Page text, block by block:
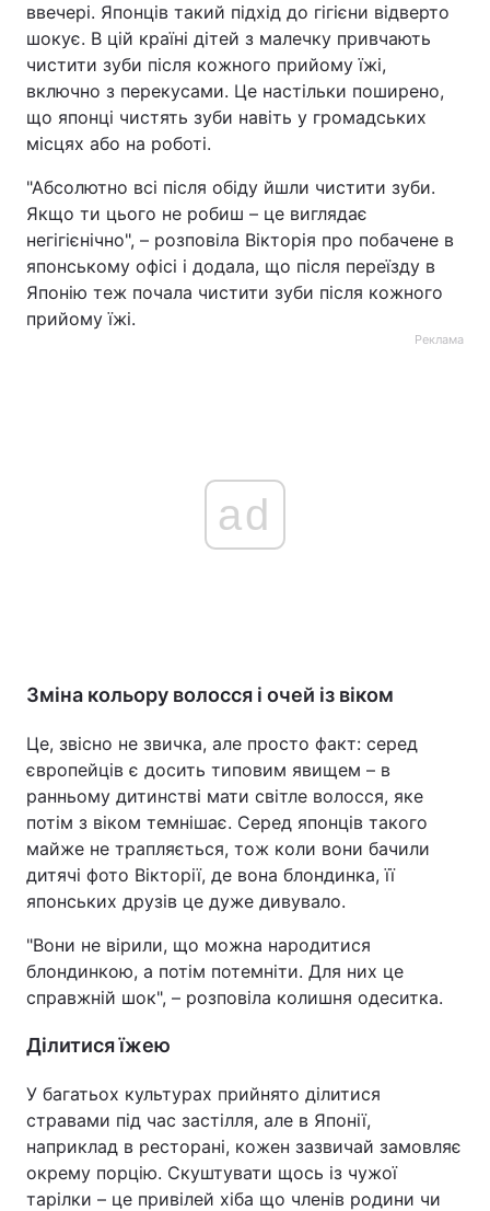
ввечері. Японців такий підхід до гігієни відверто
шокує. В цій країні дітей з малечку привчають
чистити зуби після кожного прийому їжі,
включно з перекусами. Це настільки поширено,
що японці чистять зуби навіть у громадських
місцях або на роботі.
"Абсолютно всі після обіду йшли чистити зуби.
Якщо ти цього не робиш – це виглядає
негігієнічно", – розповіла Вікторія про побачене в
японському офісі і додала, що після переїзду в
Японію теж почала чистити зуби після кожного
прийому їжі.
Реклама
ad
Зміна кольору волосся і очей із віком
Це, звісно не звичка, але просто факт: серед
європейців є досить типовим явищем – в
ранньому дитинстві мати світле волосся, яке
потім з віком темнішає. Серед японців такого
майже не трапляється, тож коли вони бачили
дитячі фото Вікторії, де вона блондинка, її
японських друзів це дуже дивувало.
"Вони не вірили, що можна народитися
блондинкою, а потім потемніти. Для них це
справжній шок", – розповіла колишня одеситка.
Ділитися їжею
У багатьох культурах прийнято ділитися
стравами під час застілля, але в Японії,
наприклад в ресторані, кожен зазвичай замовляє
окрему порцію. Скуштувати щось із чужої
тарілки – це привілей хіба що членів родини чи